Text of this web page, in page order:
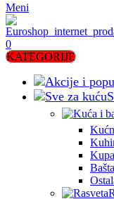
Meni
0
KATEGORIJE